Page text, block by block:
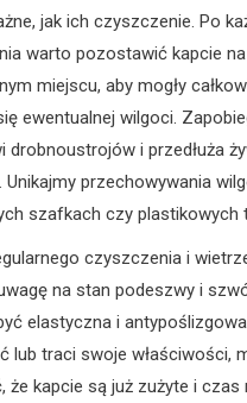
jak ich czyszczenie. Po
warto pozostawić kapcie
miejscu, aby mogły
ewentualnej wilgoci.
drobnoustrojów i przedłuża
Unikajmy przechowywania
szafkach czy plastikowych
czyszczenia i
na stan podeszwy i
elastyczna i
lub traci swoje właściwości,
że kapcie są już zużyte i czas